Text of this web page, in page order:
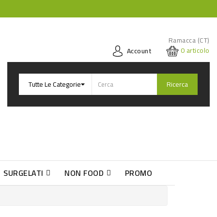
Ramacca (CT)
Account
0articolo
Ricerca
SURGELATI NON FOOD PROMO